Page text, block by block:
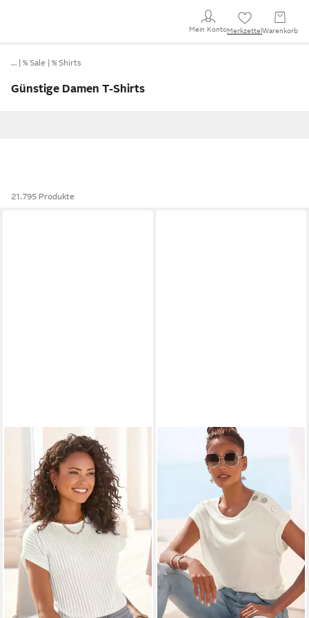
Mein KontoMerkzettel Warenkorb
… % Sale % Shirts
Günstige Damen T-Shirts
21.795 Produkte